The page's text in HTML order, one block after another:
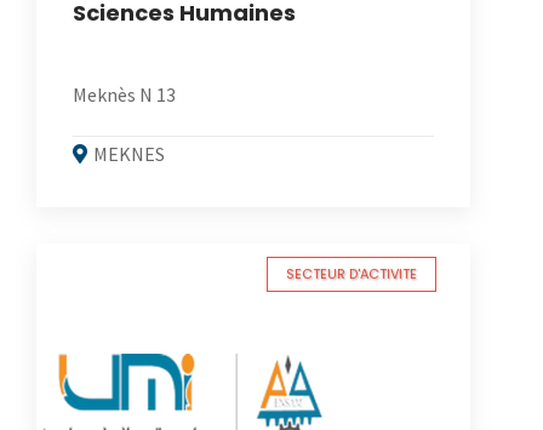
Sciences Humaines
Meknès N 13
MEKNES
SECTEUR D'ACTIVITE